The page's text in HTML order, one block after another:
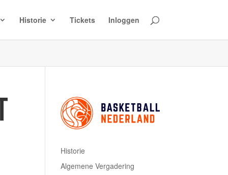
Historie Tickets Inloggen
Historie
Algemene Vergadering